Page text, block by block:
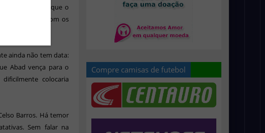
Posso dizer que o
reunião com os
ainda não tem data:
Abad vença para o
colocaria
Barros. Há temor
Sem falar na
Compre camisas de futebol